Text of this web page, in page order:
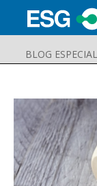
BLOG